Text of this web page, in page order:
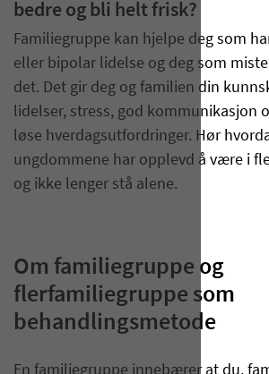
bedre og bli helt frisk?
Familiegruppe kan hjelpe deg som
eller bipolar lidelse og deg som
det. Det gir deg og familien din
lidelser, stress, god kommunikasjon
løse hverdagsutfordringer. Hør
ungdommene har opplevd å være i
og ikke lenger stå alene.
Om familiegruppe og
flerfamiliegruppe som
behandlingsmetode